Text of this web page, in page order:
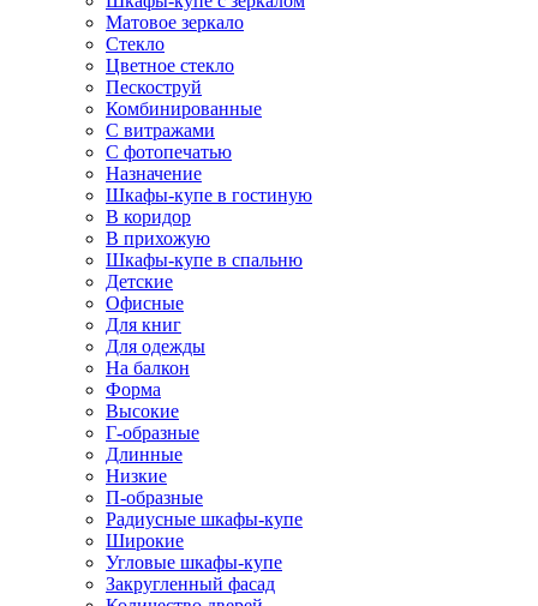
Матовое зеркало
Стекло
Цветное стекло
Пескоструй
Комбинированные
С витражами
С фотопечатью
Назначение
Шкафы-купе в гостиную
В коридор
В прихожую
Шкафы-купе в спальню
Детские
Офисные
Для книг
Для одежды
На балкон
Форма
Высокие
Г-образные
Длинные
Низкие
П-образные
Радиусные шкафы-купе
Широкие
Угловые шкафы-купе
Закругленный фасад